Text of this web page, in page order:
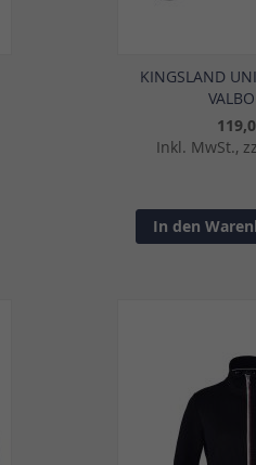
KINGSLAND
Inkl. MwSt.,
In den